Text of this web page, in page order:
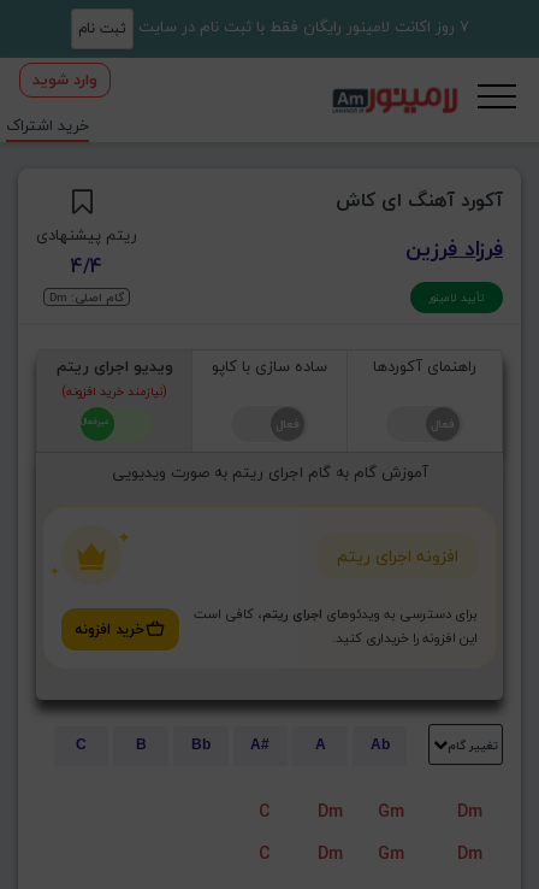
7 روز اکانت لامینور رایگان فقط با ثبت نام در سایت ثبت نام
وارد شوید
خرید اشتراک
آکورد آهنگ ای کاش
فرزاد فرزین
تأیید لامینور
ریتم پیشنهادی
4/4
گام اصلی: Dm
راهنمای آکوردها ساده سازی با کاپو ویدیو اجرای ریتم
(نیازمند خرید افزونه)
آموزش گام به گام اجرای ریتم به صورت ویدیویی
افزونه اجرای ریتم
برای دسترسی به ویدئوهای اجرای ریتم، کافی است
این افزونه را خریداری کنید.
خرید افزونه
تغییر گام Ab
A
A#
Bb
B
C
C Dm Gm
Dm
C
Dm Gm Dm